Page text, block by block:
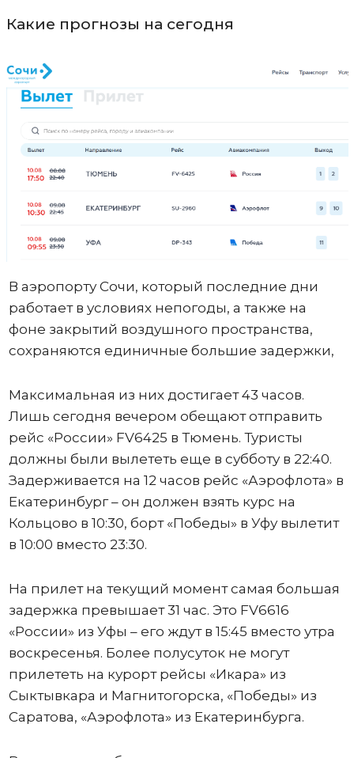
Какие прогнозы на сегодня
В аэропорту Сочи, который последние дни
работает в условиях непогоды, а также на
фоне закрытий воздушного пространства,
сохраняются единичные большие задержки,
Максимальная из них достигает 43 часов.
Лишь сегодня вечером обещают отправить
рейс «России» FV6425 в Тюмень. Туристы
должны были вылететь еще в субботу в 22:40.
Задерживается на 12 часов рейс «Аэрофлота» в
Екатеринбург – он должен взять курс на
Кольцово в 10:30, борт «Победы» в Уфу вылетит
в 10:00 вместо 23:30.
На прилет на текущий момент самая большая
задержка превышает 31 час. Это FV6616
«России» из Уфы – его ждут в 15:45 вместо утра
воскресенья. Более полусуток не могут
прилететь на курорт рейсы «Икара» из
Сыктывкара и Магнитогорска, «Победы» из
Саратова, «Аэрофлота» из Екатеринбурга.